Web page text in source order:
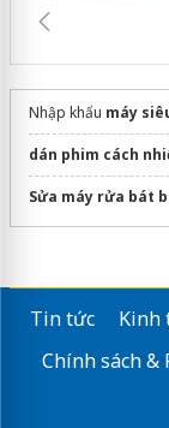
Nhập khẩu máy
dán phim cách
Sửa máy rửa bát
Tin tức Kinh
Chính sách &